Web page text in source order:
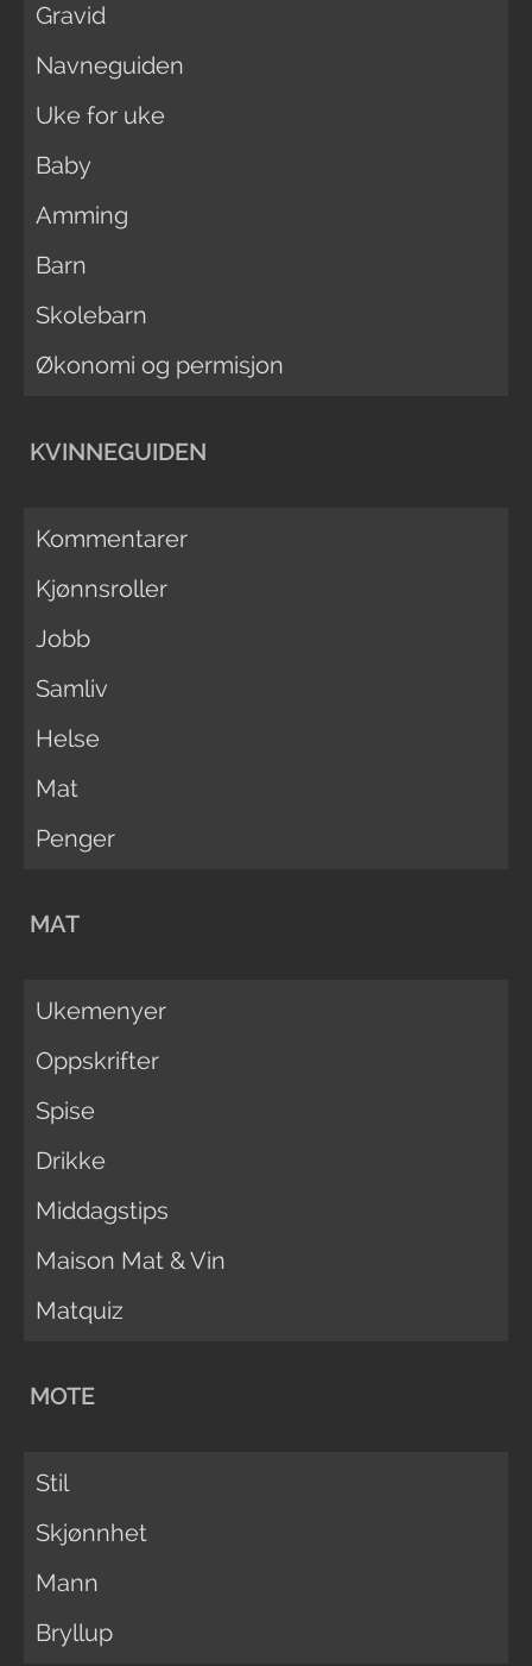
Gravid
Navneguiden
Uke for uke
Baby
Amming
Barn
Skolebarn
Økonomi og permisjon
KVINNEGUIDEN
Kommentarer
Kjønnsroller
Jobb
Samliv
Helse
Mat
Penger
MAT
Ukemenyer
Oppskrifter
Spise
Drikke
Middagstips
Maison Mat & Vin
Matquiz
MOTE
Stil
Skjønnhet
Mann
Bryllup